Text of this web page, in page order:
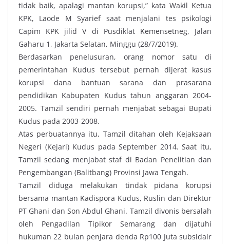
tidak baik, apalagi mantan korupsi,” kata Wakil Ketua
KPK, Laode M Syarief saat menjalani tes psikologi
Capim KPK jilid V di Pusdiklat Kemensetneg, Jalan
Gaharu 1, Jakarta Selatan, Minggu (28/7/2019).
Berdasarkan penelusuran, orang nomor satu di
pemerintahan Kudus tersebut pernah dijerat kasus
korupsi dana bantuan sarana dan prasarana
pendidikan Kabupaten Kudus tahun anggaran 2004-
2005. ‎Tamzil sendiri pernah menjabat sebagai Bupati
Kudus pada 2003-2008.
Atas perbuatannya itu, Tamzil ditahan oleh Kejaksaan
Negeri (Kejari) Kudus pada September 2014. Saat itu,
Tamzil sedang menjabat staf di Badan Penelitian dan
Pengembangan (Balitbang) Provinsi Jawa Tengah.
Tamzil diduga melakukan tindak pidana korupsi
bersama mantan Kadispora Kudus, Ruslin dan Direktur
PT Ghani dan Son Abdul Ghani. Tamzil divonis bersalah
oleh Pengadilan Tipikor Semarang dan dijatuhi
hukuman 22 bulan penjara denda Rp100 Juta subsidair